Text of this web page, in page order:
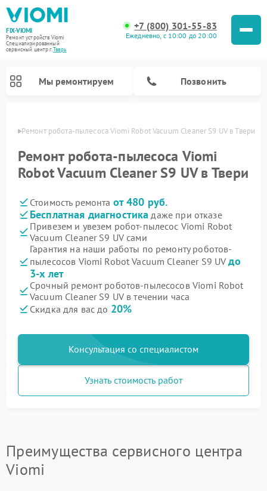
FIX-VIOMI
Ремонт устройств Viomi
Специализированный
cервисный центр г.Тверь
+7 (800) 301-55-83
Ежедневно, с 10:00 до 20:00
Мы ремонтируем Позвонить
Ремонт робота-пылесоса Viomi Robot Vacuum Cleaner S9 UV в Твери
Ремонт робота-пылесоса Viomi
Robot Vacuum Cleaner S9 UV в Твери
Стоимость ремонта от 480 руб.
Бесплатная диагностика даже при отказе
Привезем и увезем робот-пылесос Viomi Robot
Vacuum Cleaner S9 UV сами
Гарантия на наши работы по ремонту роботов-
пылесосов Viomi Robot Vacuum Cleaner S9 UVдо
3-х лет
Срочный ремонт роботов-пылесосов Viomi Robot
Vacuum Cleaner S9 UV в течении часа
Скидка для вас до 20%
Консультация со специалистом
Узнать стоимость работ
Преимущества сервисного центра
Viomi